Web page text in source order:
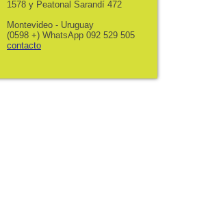
1578 y Peatonal Sarandí 472
Montevideo - Uruguay
(0598 +) WhatsApp 092 529 505
contacto